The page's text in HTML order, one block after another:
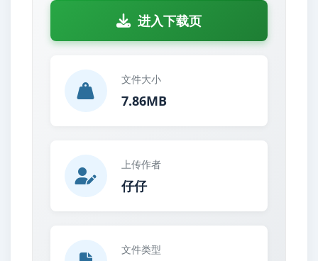
进入下载页
文件大小
7.86MB
上传作者
仔仔
文件类型